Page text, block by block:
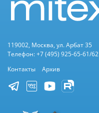
119002, Москва, ул. Арбат 35
Телефон: +7 (495) 925-65-61/62
Контакты
Архив